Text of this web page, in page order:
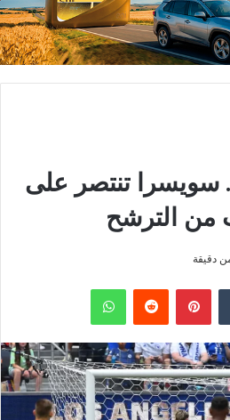
2026.. سويسرا تنتصر على
من الترشح
دقيقة
بينتيريست واتساب